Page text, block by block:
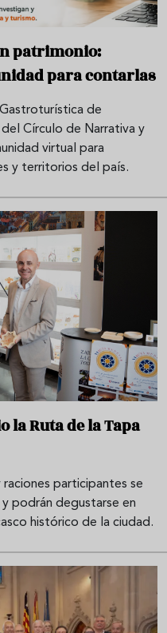
patrimonio:
para contarlas
de
Círculo de Narrativa y
virtual para
y territorios del país.
la Ruta de la Tapa
participantes se
y podrán degustarse en
histórico de la ciudad.